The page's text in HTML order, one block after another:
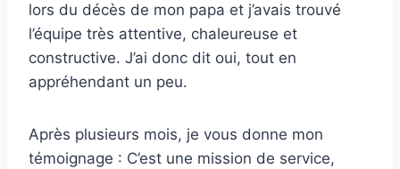
lors du décès de mon papa et j’avais trouvé
l’équipe très attentive, chaleureuse et
constructive. J’ai donc dit oui, tout en
appréhendant un peu.
Après plusieurs mois, je vous donne mon
témoignage : C’est une mission de service,